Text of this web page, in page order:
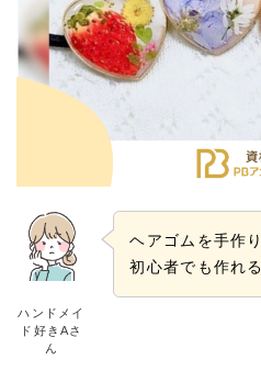
ハンドメイ
ド好きAさ
ん
ヘアゴムを手作
初心者でも作れ